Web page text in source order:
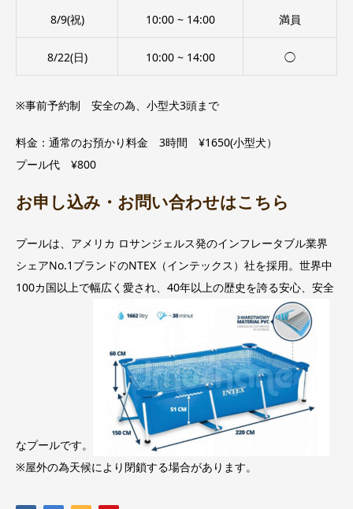
8/9(祝) 10:00 ~ 14:00 満員
8/22(日) 10:00 ~ 14:00 ◯
※事前予約制 安全の為、小型犬3頭まで
料金：通常のお預かり料金 3時間 ¥1650(小型犬）
プール代 ¥800
お申し込み・お問い合わせはこちら
プールは、アメリカ ロサンジェルス発のインフレータブル業界
シェアNo.1ブランドのNTEX（インテックス）社を採用。世界中
100カ国以上で幅広く愛され、40年以上の歴史を誇る安心、安全
なプールです。
※屋外の為天候により閉鎖する場合があります。